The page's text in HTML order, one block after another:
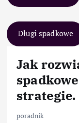
Długi spadkowe
Jak
strategie.
poradnik